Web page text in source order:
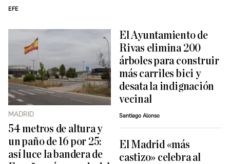
EFE
MADRID
54 metros de altura y
un paño de 16 por 25:
así luce la bandera de
El Ayuntamiento de
Rivas elimina 200
árboles para construir
más carriles bici y
desata la indignación
vecinal
Santiago Alonso
El Madrid «más
castizo» celebra al